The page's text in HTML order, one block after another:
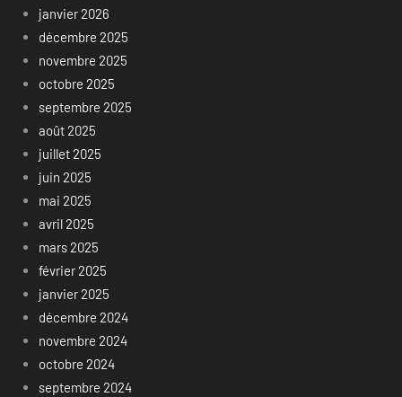
janvier 2026
décembre 2025
novembre 2025
octobre 2025
septembre 2025
août 2025
juillet 2025
juin 2025
mai 2025
avril 2025
mars 2025
février 2025
janvier 2025
décembre 2024
novembre 2024
octobre 2024
septembre 2024